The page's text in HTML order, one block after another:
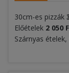
30cm-es pizzák
Előételek 2 050
Szárnyas